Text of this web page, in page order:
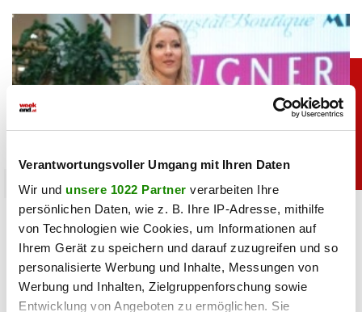
Verantwortungsvoller Umgang mit Ihren Daten
Wir und unsere 1022 Partner verarbeiten Ihre
persönlichen Daten, wie z. B. Ihre IP-Adresse, mithilfe
von Technologien wie Cookies, um Informationen auf
Ihrem Gerät zu speichern und darauf zuzugreifen und so
personalisierte Werbung und Inhalte, Messungen von
Werbung und Inhalten, Zielgruppenforschung sowie
Entwicklung von Angeboten zu ermöglichen. Sie
promitalk
Simone mit Ansage auf Instagram: „Komm nie
wieder”
05.08.2026 UM 14:47, JOVANA BOROJEVIC
Simone Lugner hat genug von der Hitzewelle in Wien. In